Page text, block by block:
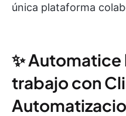
única plataforma
✨
trabajo con